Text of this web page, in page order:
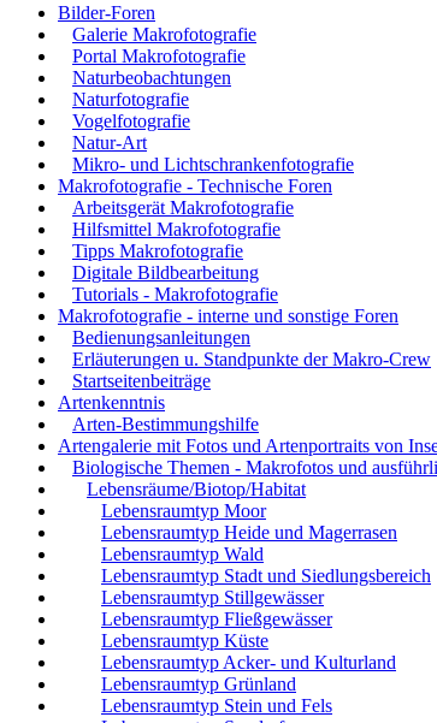
Bilder-Foren
Galerie Makrofotografie
Portal Makrofotografie
Naturbeobachtungen
Naturfotografie
Vogelfotografie
Natur-Art
Mikro- und Lichtschrankenfotografie
Makrofotografie - Technische Foren
Arbeitsgerät Makrofotografie
Hilfsmittel Makrofotografie
Tipps Makrofotografie
Digitale Bildbearbeitung
Tutorials - Makrofotografie
Makrofotografie - interne und sonstige Foren
Bedienungsanleitungen
Erläuterungen u. Standpunkte der Makro-Crew
Startseitenbeiträge
Artenkenntnis
Arten-Bestimmungshilfe
Artengalerie mit Fotos und Artenportraits von
Biologische Themen - Makrofotos und
Lebensräume/Biotop/Habitat
Lebensraumtyp Moor
Lebensraumtyp Heide und Magerrasen
Lebensraumtyp Wald
Lebensraumtyp Stadt und Siedlungsbereich
Lebensraumtyp Stillgewässer
Lebensraumtyp Fließgewässer
Lebensraumtyp Küste
Lebensraumtyp Acker- und Kulturland
Lebensraumtyp Grünland
Lebensraumtyp Stein und Fels